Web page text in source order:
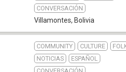
CONVERSACIÓN
Villamontes, Bolivia
COMMUNITY CULTURE
NOTICIAS
ESPAÑOL